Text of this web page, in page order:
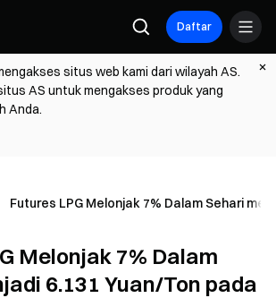
Daftar
situs web kami dari wilayah AS.
AS untuk mengakses produk yang
Anda.
Futures LPG Melonjak 7% Dalam Sehari
Melonjak 7% Dalam
6.131 Yuan/Ton pada